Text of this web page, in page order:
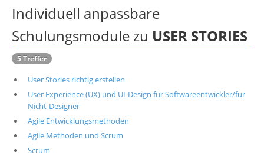
Individuell anpassbare
Schulungsmodule zu USER STORIES
5 Treffer
User Stories richtig erstellen
User Experience (UX) und UI-Design für Softwareentwickler/für
Nicht-Designer
Agile Entwicklungsmethoden
Agile Methoden und Scrum
Scrum